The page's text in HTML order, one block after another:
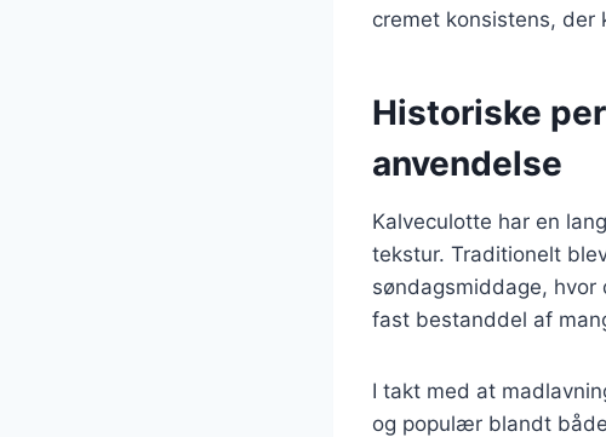
cremet konsistens, der
Historiske
anvendelse
Kalveculotte har en
tekstur. Traditionelt
søndagsmiddage,
fast bestanddel af
I takt med at
og populær blandt